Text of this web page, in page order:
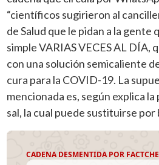
“científicos sugirieron al
de Salud que le pidan a la gente
simple VARIAS VECES AL DÍA,
con una solución semicaliente
cura para la COVID-19. La
mencionada es, según explica
sal, la cual puede sustituirse
CADENA DESMENTIDA POR